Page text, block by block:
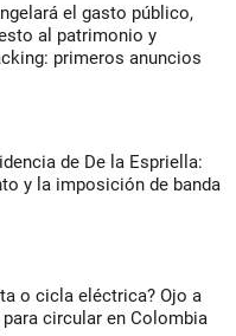
el gasto público,
al patrimonio y
primeros anuncios
de De la Espriella:
y la imposición de banda
o cicla eléctrica? Ojo a
para circular en Colombia